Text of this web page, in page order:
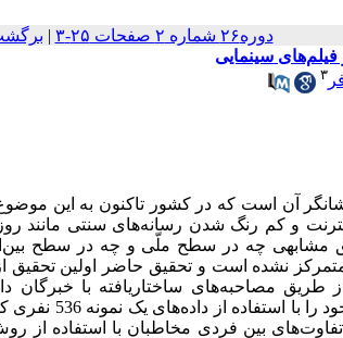
دوره۲۶ شماره ۲ صفحات ۲۵-۳ |
سینمایی
۳
آن است که در کشور تاکنون به این
و کم رنگ شدن رسانه‌های سنتی مانند
مشابهی چه در سطح ملّی و چه در سطح
نشده است و تحقیق حاضر اولین تحقیق
طریق مصاحبه‌های ساختاریافته با خبرگان
دست‌اندرکاران تهیه و تولید فیلم و آژانس‌های تبلیغاتی
نهایت مدل تفاوت‌های بین فردی مخاطبان با استفاده